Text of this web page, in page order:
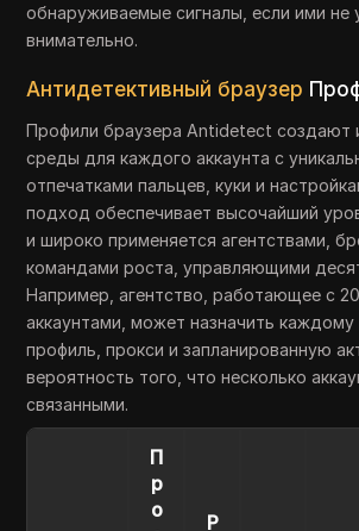
обнаруживаемые сигналы, если ими не
внимательно.
Антидетективный браузер
Профили браузера Antidetect создают
среды для каждого аккаунта с
отпечатками пальцев, куки и
подход обеспечивает высочайший
и широко применяется агентствами,
командами роста, управляющими
Например, агентство, работающее с
аккаунтами, может назначить каждому
профиль, прокси и запланированную
вероятность того, что несколько
связанными.
П
р
о
Р